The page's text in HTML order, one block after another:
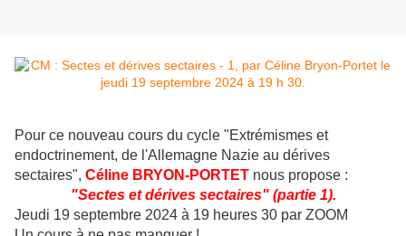
Pour ce nouveau cours du cycle "Extrémismes et
endoctrinement, de l'Allemagne Nazie au dérives
sectaires", Céline BRYON-PORTET nous propose :
"Sectes et dérives sectaires" (partie 1).
Jeudi 19 septembre 2024 à 19 heures 30 par ZOOM